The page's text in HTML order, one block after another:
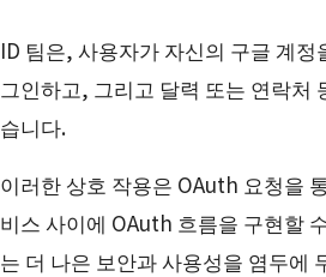
ID 팀은, 사용자가 자신의 구글 계
그인하고, 그리고 달력 또는 연락처
습니다.
이러한 상호 작용은 OAuth 요청을
비스 사이에 OAuth 흐름을 구현할
는 더 나은 보안과 사용성을 염두에